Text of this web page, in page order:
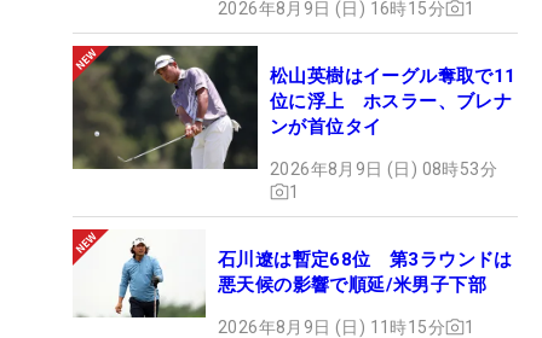
2026年8月9日 (日) 16時15分 1
松山英樹はイーグル奪取で11
位に浮上 ホスラー、ブレナ
ンが首位タイ
2026年8月9日 (日) 08時53分
1
石川遼は暫定68位 第3ラウンドは
悪天候の影響で順延/米男子下部
2026年8月9日 (日) 11時15分 1